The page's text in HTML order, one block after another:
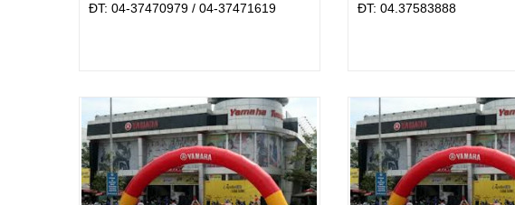
ÐT: 04-37470979 / 04-37471619
ÐT: 04.37583888